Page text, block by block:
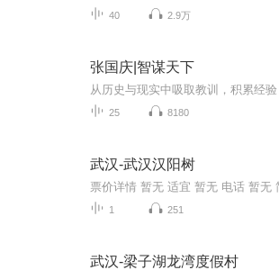
40 2.9万
张国庆|智谋天下
从历史与现实中吸取教训，积累经验
25 8180
武汉-武汉汉阳树
1 251
武汉-梁子湖龙湾度假村